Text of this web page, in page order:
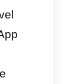
conta?